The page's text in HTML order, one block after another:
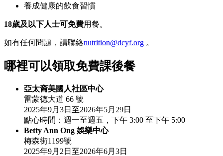
養成健康的飲食習慣
18歲及以下人士可免費用餐。
如有任何問題，請聯絡nutrition@dcyf.org 。
哪裡可以領取免費課後餐
亞太裔美國人社區中心
雷蒙德大道 66 號
2025年9月3日至2026年5月29日
點心時間：週一至週五，下午 3:00 至下午 5:00
Betty Ann Ong 娛樂中心
梅森街1199號
2025年9月2日至2026年6月3日